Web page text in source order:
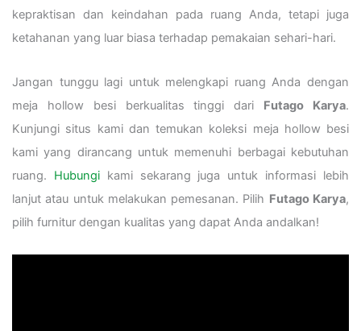
kepraktisan dan keindahan pada ruang Anda, tetapi juga
ketahanan yang luar biasa terhadap pemakaian sehari-hari.
Jangan tunggu lagi untuk melengkapi ruang Anda dengan
meja hollow besi berkualitas tinggi dari Futago Karya.
Kunjungi situs kami dan temukan koleksi meja hollow besi
kami yang dirancang untuk memenuhi berbagai kebutuhan
ruang. Hubungikami sekarang juga untuk informasi lebih
lanjut atau untuk melakukan pemesanan. Pilih Futago Karya,
pilih furnitur dengan kualitas yang dapat Anda andalkan!